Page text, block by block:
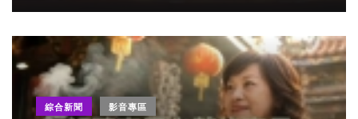
綜合新聞 影音專區